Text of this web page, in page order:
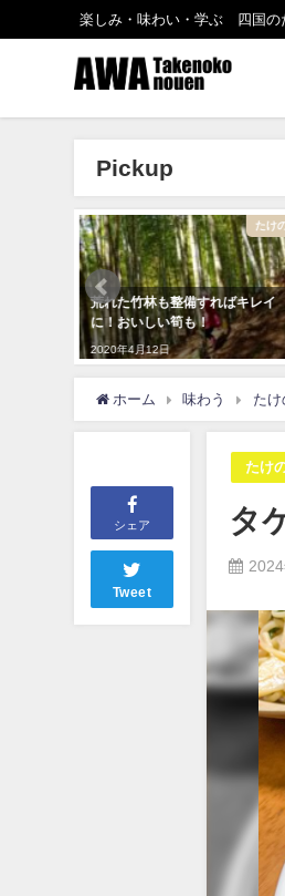
楽しみ・味わい・学ぶ 四国の
Pickup
まめ
流しそうめん用の竹の加工方法
2020年5月11日
ホーム 味わう たけ
シェア
Tweet
たけ
タ